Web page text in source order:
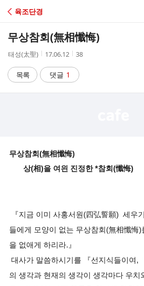
C
육조단경
무상참회(無相懺悔)
작
자
태성(太聖)
작
시
간
17.06.12
조
수
38
목록 댓글 1
무상참회(無相懺悔)
상(相)을 여읜 진정한 *참회(懺悔)
『지금 이미 사홍서원(四弘誓願) 세우
들에게 모양이 없는 무상참회(無相懺悔
을 없애게 하리라.』
대사가 말씀하시기를 『선지식들이여,
의 생각과 현재의 생각이 생각마다 우